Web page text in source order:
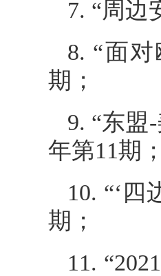
7. “周边
8. “面
期；
9. “东盟
年第11期；
10. “‘
期；
11.